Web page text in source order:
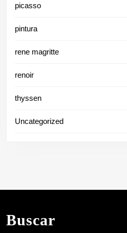
picasso
pintura
rene magritte
renoir
thyssen
Uncategorized
Buscar